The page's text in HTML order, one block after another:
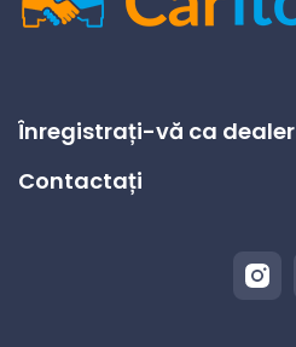
Înregistrați-vă ca dealer
Contactați